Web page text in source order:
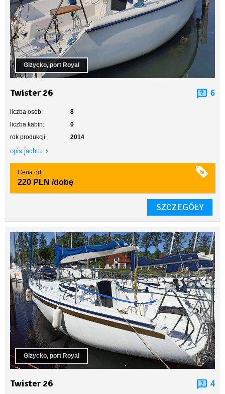
Giżycko, port Royal
Twister 26 6
liczba osób:
8
liczba kabin:
0
rok produkcji:
2014
opis jachtu
Cena od
220 PLN /dobę
SZCZEGÓŁY
Giżycko, port Royal
Twister 26 4